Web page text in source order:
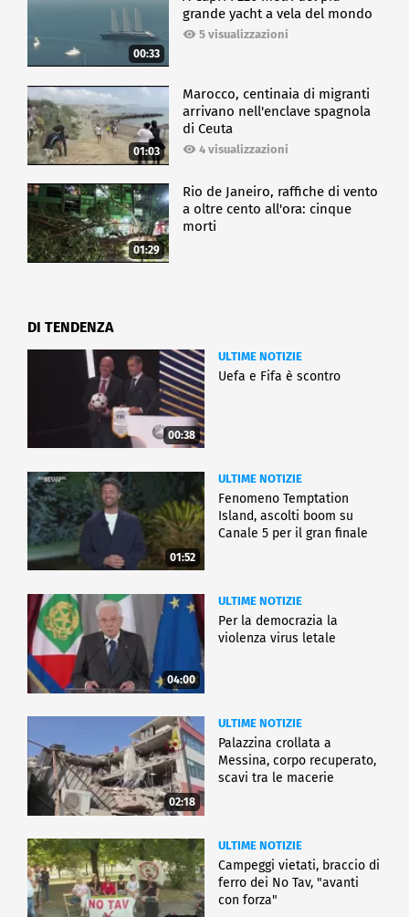
00:33
grande yacht a vela del mondo
5 visualizzazioni
01:03
Marocco, centinaia di migranti
arrivano nell'enclave spagnola
di Ceuta
4 visualizzazioni
01:29
Rio de Janeiro, raffiche di vento
a oltre cento all'ora: cinque
morti
DI TENDENZA
00:38
ULTIME NOTIZIE
Uefa e Fifa è scontro
01:52
ULTIME NOTIZIE
Fenomeno Temptation
Island, ascolti boom su
Canale 5 per il gran finale
04:00
ULTIME NOTIZIE
Per la democrazia la
violenza virus letale
02:18
ULTIME NOTIZIE
Palazzina crollata a
Messina, corpo recuperato,
scavi tra le macerie
ULTIME NOTIZIE
Campeggi vietati, braccio di
ferro dei No Tav, "avanti
con forza"